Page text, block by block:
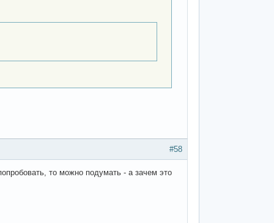
#58
то можно подумать - а зачем это